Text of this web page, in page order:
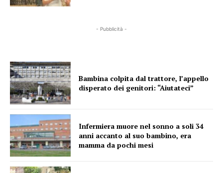
- Pubblicità -
Bambina colpita dal trattore, l’appello
disperato dei genitori: “Aiutateci”
Infermiera muore nel sonno a soli 34
anni accanto al suo bambino, era
mamma da pochi mesi